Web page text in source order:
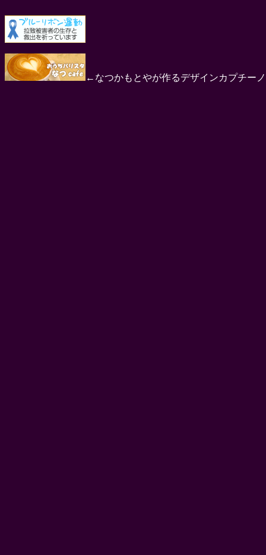
←なつかもとやが作るデザインカプチー